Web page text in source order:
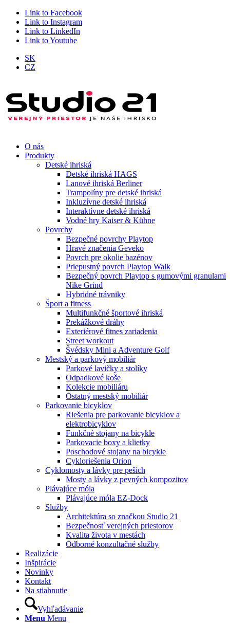
Link to Facebook
Link to Instagram
Link to LinkedIn
Link to Youtube
SK
CZ
O nás
Produkty
Detské ihriská
Detské ihriská HAGS
Lanové ihriská Berliner
Trampolíny pre detské ihriská
Inkluzívne detské ihriská
Interaktívne detské ihriská
Vodné hry Kaiser & Kühne
Povrchy
Bezpečné povrchy Playtop
Hravé značenia Geveko
Povrch pre okolie bazénov
Priepustný povrch Playtop Walk
Bezpečný povrch Playtop s gumovými granulami
Nike Grind
Hybridné trávniky
Šport a fitness
Multifunkčné športové ihriská
Prekážkové dráhy
Exteriérové fitnes zariadenia
Street workout
Švédsky Mini a Adventure Golf
Mestský a parkový mobiliár
Parkové lavičky a stolíky
Odpadkové koše
Kolekcie mobiliáru
Ostatný mestský mobiliár
Parkovanie bicyklov
Riešenia pre parkovanie bicyklov a
elektrobicyklov
Funkčné stojany na bicykle
Parkovacie boxy a klietky
Poschodové stojany na bicykle
Cykloriešenia Orion
Cyklomosty a lávky pre peších
Mosty a lávky z pevných kompozitov
Plávajúce móla
Plávajúce móla EZ-Dock
Služby
Architektúra so značkou Studio 21
Bezpečnosť verejných priestorov
Kvalita života v mestách
Odborné konzultačné služby
Realizácie
Inšpirácie
Novinky
Kontakt
Na stiahnutie
Vyhľadávanie
Menu Menu